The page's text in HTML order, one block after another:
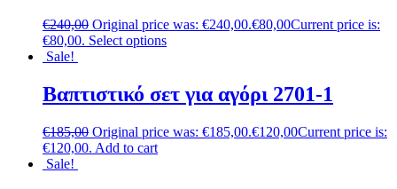
€240,00 Original price was: €240,00.€80,00Current price is:
€80,00. Select options
Sale!
Βαπτιστικό σετ για αγόρι 2701-1
€185,00 Original price was: €185,00.€120,00Current price is:
€120,00. Add to cart
Sale!